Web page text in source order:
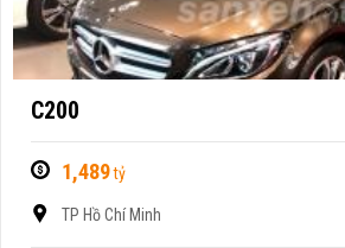
C200
1,489tỷ
TP Hồ Chí Minh